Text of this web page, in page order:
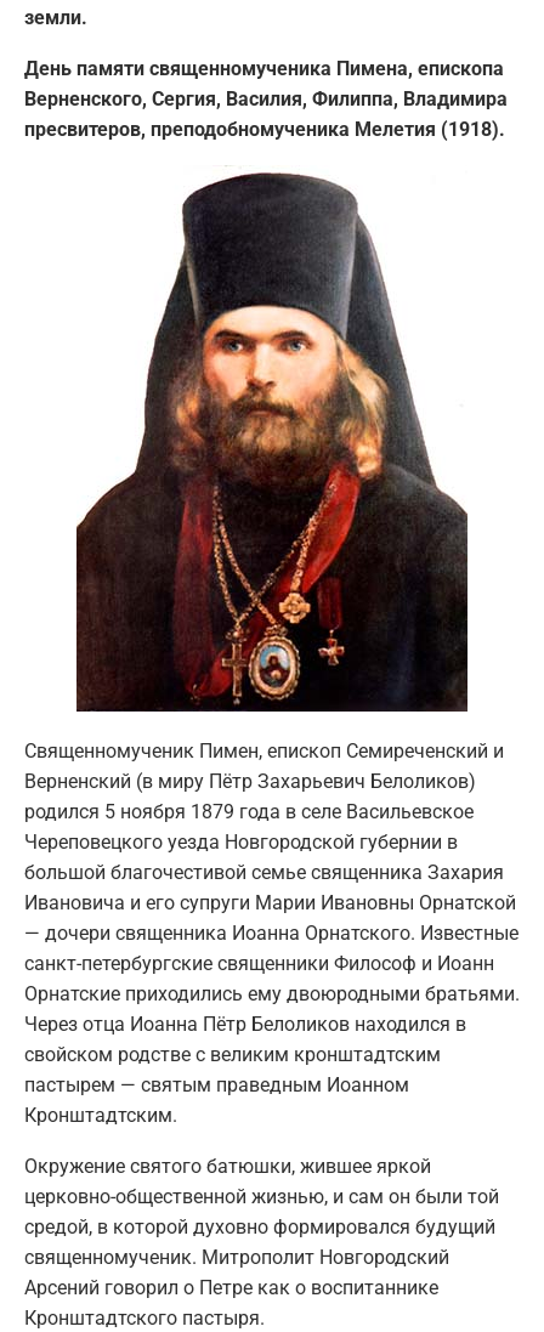
земли.
День памяти священномученика Пимена, епископа
Верненского, Сергия, Василия, Филиппа, Владимира
пресвитеров, преподобномученика Мелетия (1918).
Священномученик Пимен, епископ Семиреченский и
Верненский (в миру Пётр Захарьевич Белоликов)
родился 5 ноября 1879 года в селе Васильевское
Череповецкого уезда Новгородской губернии в
большой благочестивой семье священника Захария
Ивановича и его супруги Марии Ивановны Орнатской
— дочери священника Иоанна Орнатского. Известные
санкт-петербургские священники Философ и Иоанн
Орнатские приходились ему двоюродными братьями.
Через отца Иоанна Пётр Белоликов находился в
свойском родстве с великим кронштадтским
пастырем — святым праведным Иоанном
Кронштадтским.
Окружение святого батюшки, жившее яркой
церковно-общественной жизнью, и сам он были той
средой, в которой духовно формировался будущий
священномученик. Митрополит Новгородский
Арсений говорил о Петре как о воспитаннике
Кронштадтского пастыря.